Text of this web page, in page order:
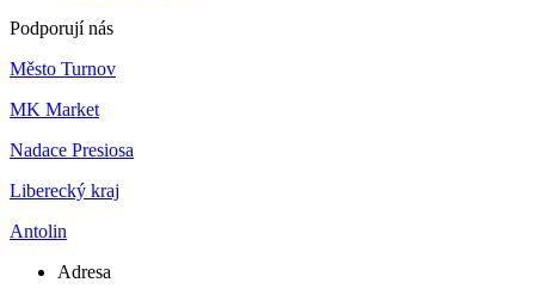
Podporují nás
Město Turnov
MK Market
Nadace Presiosa
Liberecký kraj
Antolin
Adresa